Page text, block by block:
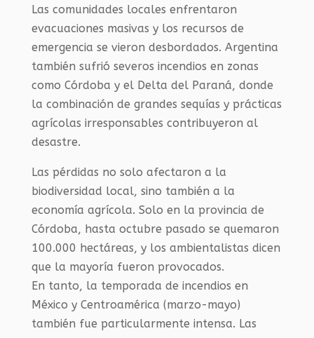
Las comunidades locales enfrentaron
evacuaciones masivas y los recursos de
emergencia se vieron desbordados. Argentina
también sufrió severos incendios en zonas
como Córdoba y el Delta del Paraná, donde
la combinación de grandes sequías y prácticas
agrícolas irresponsables contribuyeron al
desastre.
Las pérdidas no solo afectaron a la
biodiversidad local, sino también a la
economía agrícola. Solo en la provincia de
Córdoba, hasta octubre pasado se quemaron
100.000 hectáreas, y los ambientalistas dicen
que la mayoría fueron provocados.
En tanto, la temporada de incendios en
México y Centroamérica (marzo-mayo)
también fue particularmente intensa. Las